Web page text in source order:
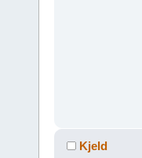
Kjeld